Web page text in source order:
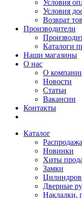
Условия
Условия
Возврат
Производители
Каталоги
Наши магазины
О нас
О
Новости
Статьи
Вакансии
Контакты
Каталог
Распродажа
Новинки
Хиты
Замки
Дверные
Накладки,